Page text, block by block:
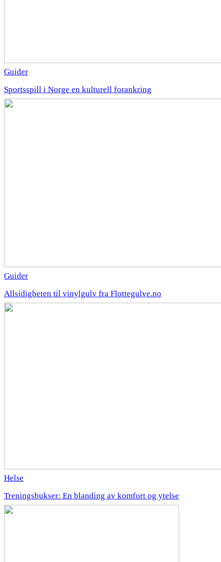
Guider
Sportsspill i Norge en kulturell forankring
Guider
Allsidigheten til vinylgulv fra Flottegulve.no
Helse
Treningsbukser: En blanding av komfort og ytelse